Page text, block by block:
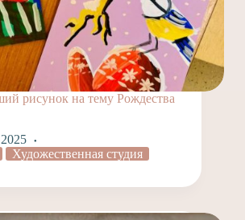
рисунок на тему Рождества
Художественная студия